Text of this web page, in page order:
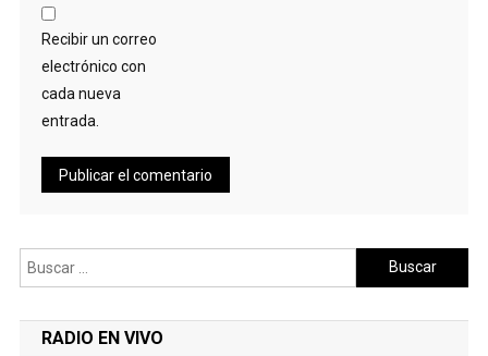
Recibir un correo
electrónico con
cada nueva
entrada.
Buscar:
RADIO EN VIVO